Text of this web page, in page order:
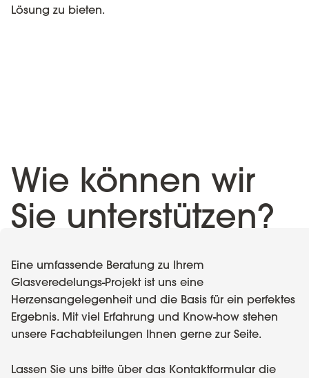
Lösung zu bieten.
Wie können wir
Sie unterstützen?
Eine umfassende Beratung zu Ihrem
Glasveredelungs-Projekt ist uns eine
Herzensangelegenheit und die Basis für ein perfektes
Ergebnis. Mit viel Erfahrung und Know-how stehen
unsere Fachabteilungen Ihnen gerne zur Seite.
Lassen Sie uns bitte über das Kontaktformular die